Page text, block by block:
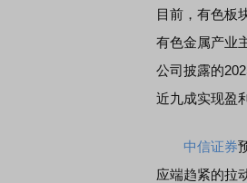
目前，有色板
有色金属产业
公司披露的
近九成实现盈
中信证券
应端趋紧的拉